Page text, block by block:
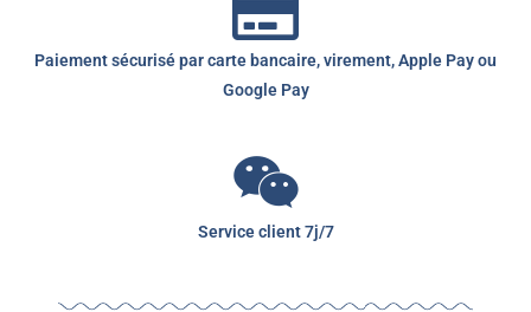
Paiement sécurisé par carte bancaire, virement, Apple Pay ou
Google Pay
Service client 7j/7